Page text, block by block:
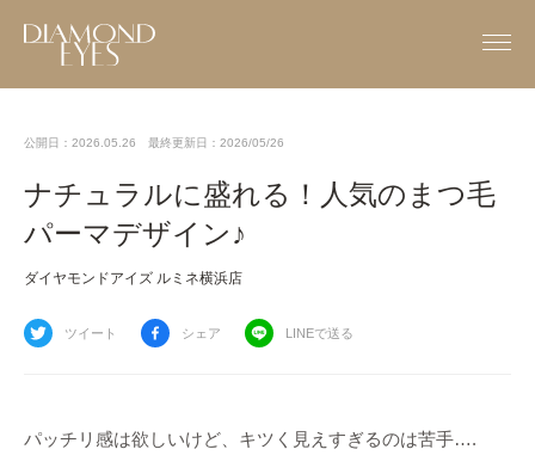
公開日：2026.05.26 最終更新日：2026/05/26
ナチュラルに盛れる！人気のまつ毛
パーマデザイン♪
ダイヤモンドアイズ ルミネ横浜店
ツイート シェア LINEで送る
パッチリ感は欲しいけど、キツく見えすぎるのは苦手….